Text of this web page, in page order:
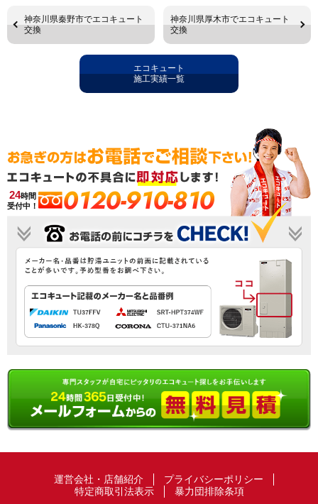
神奈川県秦野市でエコキュート
交換
神奈川県厚木市でエコキュート
交換
エコキュート
施工実績一覧
24時間
受付中！
0120-910-810
運営会社・店舗紹介
プライバシーポリシー
特定商取引法表示
暴力団排除条項